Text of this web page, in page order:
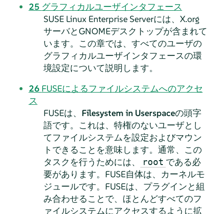
25 グラフィカルユーザインタフェース
SUSE Linux Enterprise Serverには、X.org
サーバとGNOMEデスクトップが含まれて
います。この章では、すべてのユーザの
グラフィカルユーザインタフェースの環
境設定について説明します。
26 FUSEによるファイルシステムへのアクセ
ス
FUSEは、 Filesystem in Userspaceの頭字
語です。これは、特権のないユーザとし
てファイルシステムを設定およびマウン
トできることを意味します。通常、この
タスクを行うためには、
root である必
要があります。FUSE自体は、カーネルモ
ジュールです。FUSEは、プラグインと組
み合わせることで、ほとんどすべてのフ
ァイルシステムにアクセスするように拡